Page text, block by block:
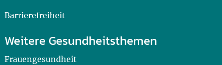
Barrierefreiheit
Weitere Gesundheitsthemen
Frauengesundheit